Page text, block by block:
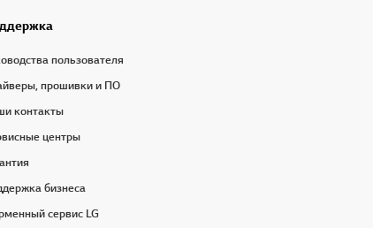
пользователя
прошивки и ПО
контакты
центры
бизнеса
сервис LG